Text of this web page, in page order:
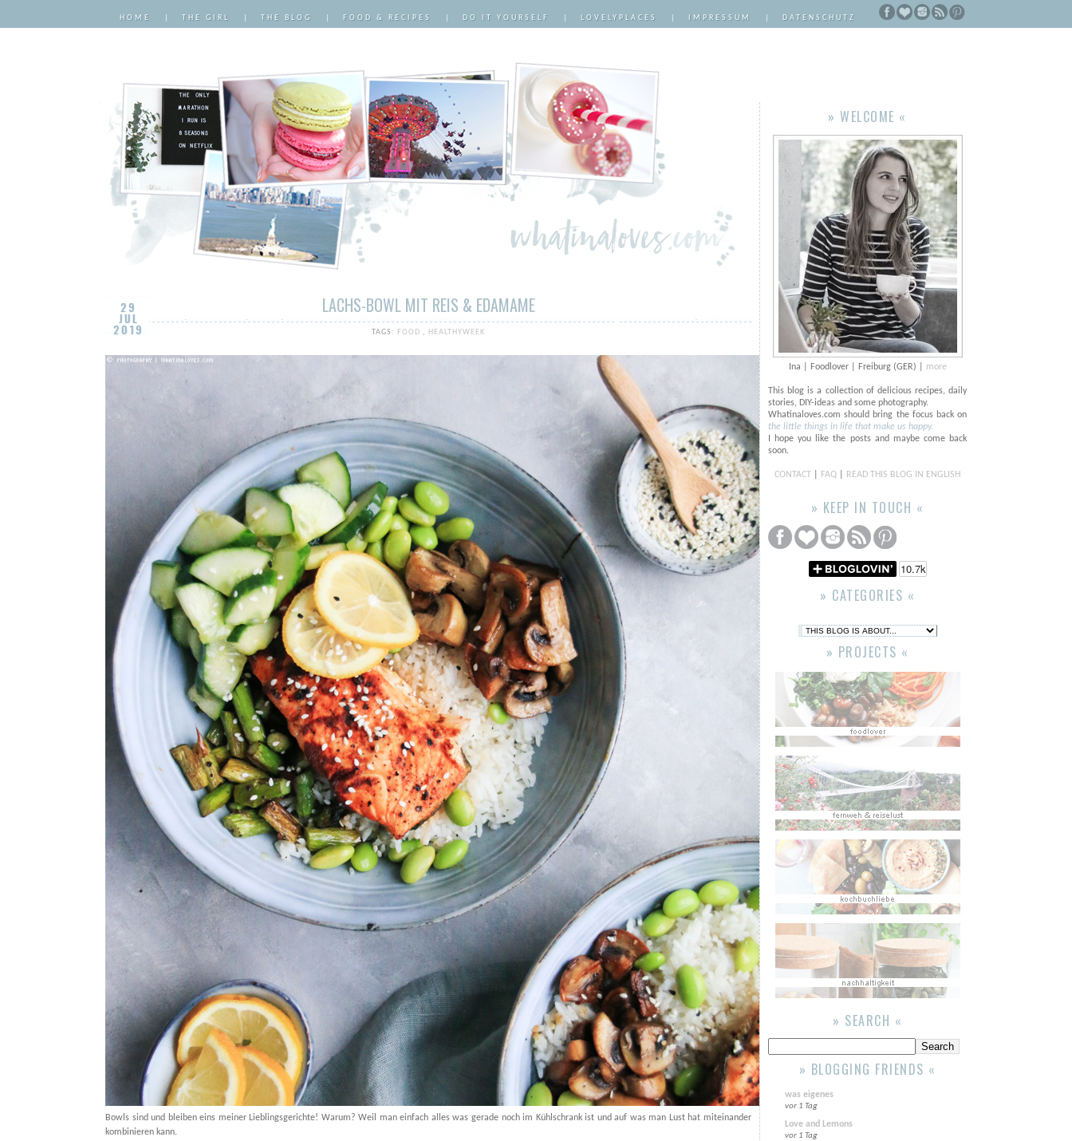
HOME THE GIRL THE BLOG FOOD & RECIPES DO IT YOURSELF LOVELYPLACES IMPRESSUM DATENSCHUTZ
LACHS-BOWL MIT REIS & EDAMAME
29
JUL
2019 TAGS: FOOD , HEALTHYWEEK
Bowls sind und bleiben eins meiner Lieblingsgerichte! Warum? Weil man einfach alles was gerade noch im Kühlschrank ist und auf was man Lust hat miteinander
kombinieren kann.
» WELCOME «
Ina | Foodlover | Freiburg (GER) | more
This blog is a collection of delicious recipes, daily
stories, DIY-ideas and some photography.
Whatinaloves.com should bring the focus back on
the little things in life that make us happy.
I hope you like the posts and maybe come back
soon.
CONTACT FAQ READ THIS BLOG IN ENGLISH
» KEEP IN TOUCH «
» CATEGORIES «
» PROJECTS «
» SEARCH «
» BLOGGING FRIENDS «
was eigenes
vor 1 Tag
Love and Lemons
vor 1 Tag